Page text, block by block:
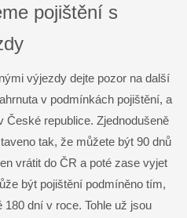
pojištění s
výjezdy dejte pozor na další
v podmínkách pojištění, a
České republice. Zjednodušeně
tak, že můžete být 90 dnů
vrátit do ČR a poté zase vyjet
být pojištění podmíněno tím,
dní v roce. Tohle už jsou